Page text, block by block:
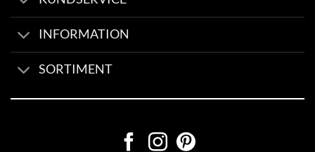
INFORMATION
SORTIMENT